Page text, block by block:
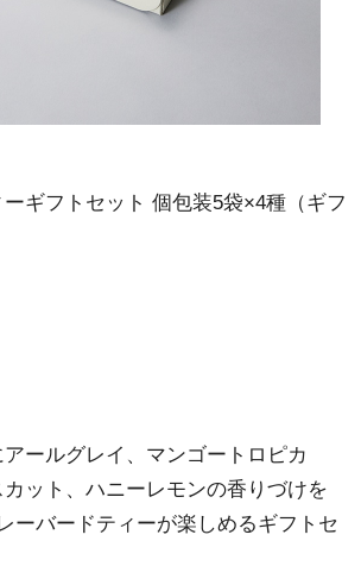
ギフトセット 個包装5袋×4種（ギフ
ールグレイ、マンゴートロピカ
ット、ハニーレモンの香りづけを
ーバードティーが楽しめるギフトセ